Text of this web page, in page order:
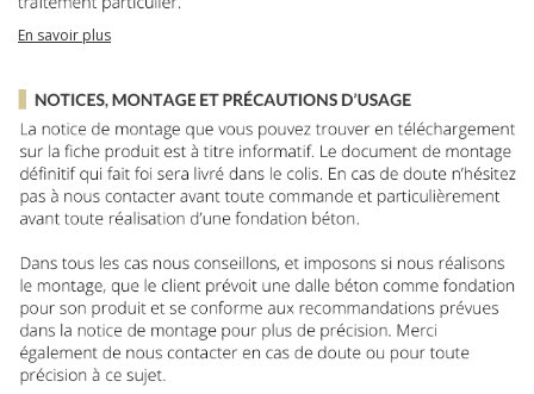
En savoir plus